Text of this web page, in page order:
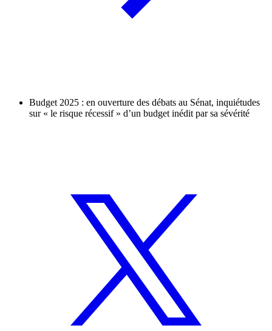
Budget 2025 : en ouverture des débats au Sénat, inquiétudes
sur « le risque récessif » d’un budget inédit par sa sévérité